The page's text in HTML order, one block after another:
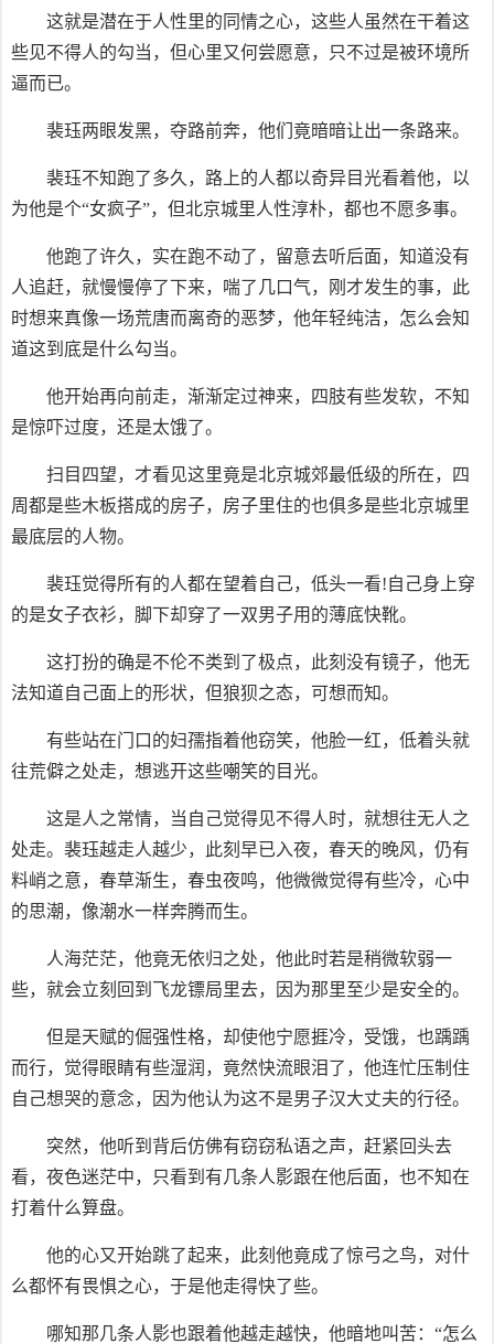
这就是潜在于人性里的同情之心，这些人虽然在干着这
些见不得人的勾当，但心里又何尝愿意，只不过是被环境所
逼而已。
裴珏两眼发黑，夺路前奔，他们竟暗暗让出一条路来。
裴珏不知跑了多久，路上的人都以奇异目光看着他，以
为他是个“女疯子”，但北京城里人性淳朴，都也不愿多事。
他跑了许久，实在跑不动了，留意去听后面，知道没有
人追赶，就慢慢停了下来，喘了几口气，刚才发生的事，此
时想来真像一场荒唐而离奇的恶梦，他年轻纯洁，怎么会知
道这到底是什么勾当。
他开始再向前走，渐渐定过神来，四肢有些发软，不知
是惊吓过度，还是太饿了。
扫目四望，才看见这里竟是北京城郊最低级的所在，四
周都是些木板搭成的房子，房子里住的也俱多是些北京城里
最底层的人物。
裴珏觉得所有的人都在望着自己，低头一看!自己身上穿
的是女子衣衫，脚下却穿了一双男子用的薄底快靴。
这打扮的确是不伦不类到了极点，此刻没有镜子，他无
法知道自己面上的形状，但狼狈之态，可想而知。
有些站在门口的妇孺指着他窃笑，他脸一红，低着头就
往荒僻之处走，想逃开这些嘲笑的目光。
这是人之常情，当自己觉得见不得人时，就想往无人之
处走。裴珏越走人越少，此刻早已入夜，春天的晚风，仍有
料峭之意，春草渐生，春虫夜鸣，他微微觉得有些冷，心中
的思潮，像潮水一样奔腾而生。
人海茫茫，他竟无依归之处，他此时若是稍微软弱一
些，就会立刻回到飞龙镖局里去，因为那里至少是安全的。
但是天赋的倔强性格，却使他宁愿捱冷，受饿，也踽踽
而行，觉得眼睛有些湿润，竟然快流眼泪了，他连忙压制住
自己想哭的意念，因为他认为这不是男子汉大丈夫的行径。
突然，他听到背后仿佛有窃窃私语之声，赶紧回头去
看，夜色迷茫中，只看到有几条人影跟在他后面，也不知在
打着什么算盘。
他的心又开始跳了起来，此刻他竟成了惊弓之鸟，对什
么都怀有畏惧之心，于是他走得快了些。
哪知那几条人影也跟着他越走越快，他暗地叫苦：“怎么